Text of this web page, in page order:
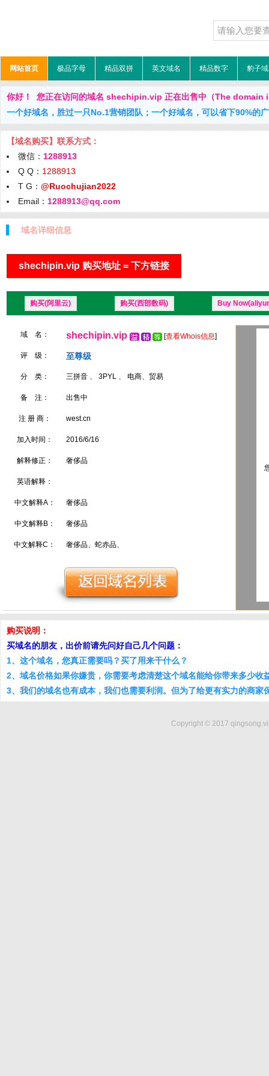
网站首页 极品字母 精品双拼 英文域名 精品数字 豹子
你好！ 您正在访问的域名 shechipin.vip 正在出售中（The domain
一个好域名，胜过一只No.1营销团队；一个好域名，可以省下90%的
【域名购买】联系方式：
微信： 1288913
Q Q： 1288913
T G： @Ruochujian2022
Email： 1288913@qq.com
域名详细信息
shechipin.vip 购买地址 = 下方链接
购买(阿里云) 购买(西部数码) Buy
域 名： shechipin.vip [查看Whois信息]
评 级： 至尊级
分 类： 三拼音 、 3PYL 、 电商、贸易
备 注： 出售中
注 册 商： west.cn
加入时间： 2016/6/16
解释修正： 奢侈品
英语解释：
中文解释A： 奢侈品
中文解释B： 奢侈品
中文解释C： 奢侈品、蛇赤品、
购买说明：
买域名的朋友，出价前请先问好自己几个问题：
1、这个域名，您真正需要吗？买了用来干什么？
2、域名价格如果你嫌贵，你需要考虑清楚这个域名能给你带来多少收
3、我们的域名也有成本，我们也需要利润。但为了给更有实力的商家
Copyright © 2017